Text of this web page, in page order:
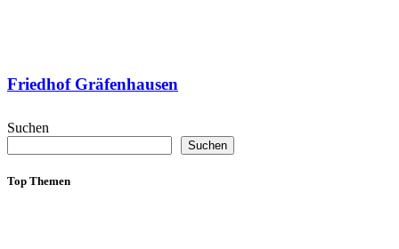
Friedhof Gräfenhausen
Suchen
Suchen
Top Themen